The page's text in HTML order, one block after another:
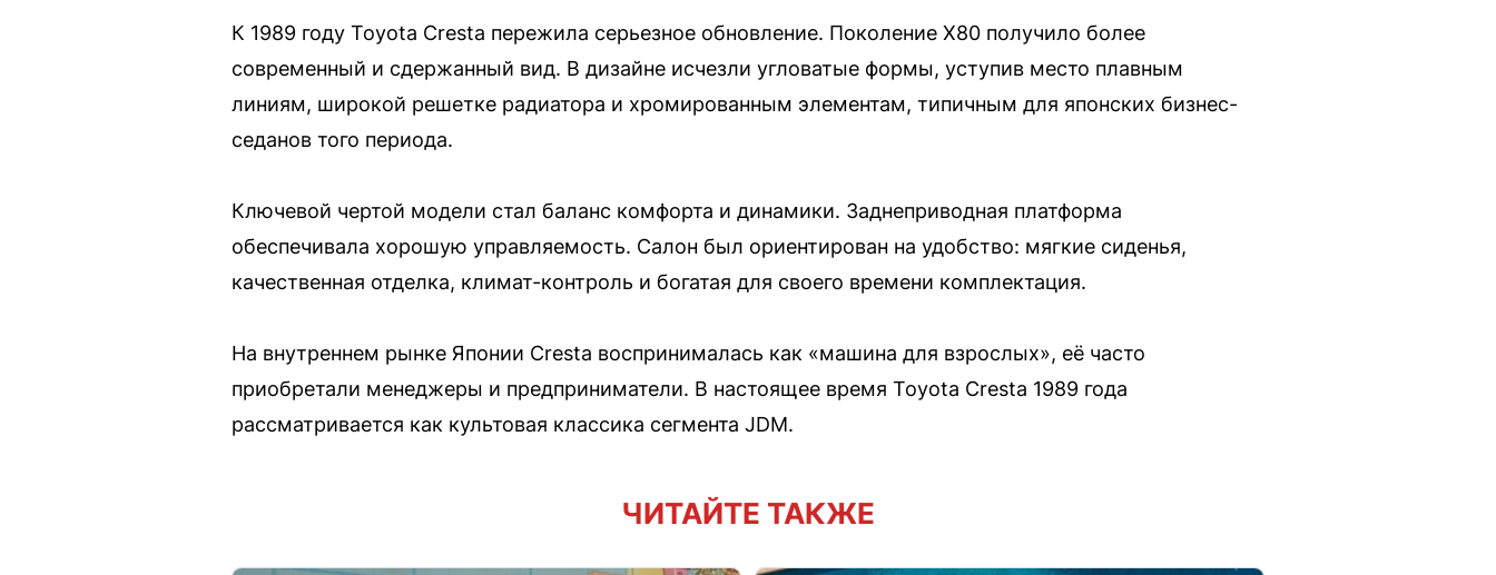
К 1989 году Toyota Cresta пережила серьезное обновление. Поколение X80 получило более
современный и сдержанный вид. В дизайне исчезли угловатые формы, уступив место плавным
линиям, широкой решетке радиатора и хромированным элементам, типичным для японских бизнес-
седанов того периода.
Ключевой чертой модели стал баланс комфорта и динамики. Заднеприводная платформа
обеспечивала хорошую управляемость. Салон был ориентирован на удобство: мягкие сиденья,
качественная отделка, климат-контроль и богатая для своего времени комплектация.
На внутреннем рынке Японии Cresta воспринималась как «машина для взрослых», её часто
приобретали менеджеры и предприниматели. В настоящее время Toyota Crestа 1989 года
рассматривается как культовая классика сегмента JDM.
ЧИТАЙТЕ ТАКЖЕ